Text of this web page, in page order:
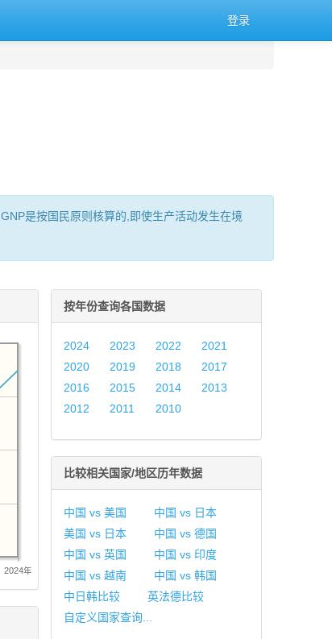
登录
是按国民原则核算的,即使生产活动发生在境
2024年
按年份查询各国数据
2024 2023 2022
2021
2020
2019 2018
2017
2016
2015 2014
2013
2012
2011 2010
比较相关国家/地区历年数据
中国 vs 美国
中国 vs 日本
美国 vs 日本
中国 vs 德国
中国 vs 英国
中国 vs 印度
中国 vs 越南
中国 vs 韩国
中日韩比较
英法德比较
自定义国家查询...